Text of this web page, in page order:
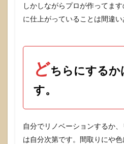
しかしながらプロが作ってま
に仕上がっていることは間違い
どちらにするか
す。
自分でリノベーションするか
は自分次第です。間取りにや